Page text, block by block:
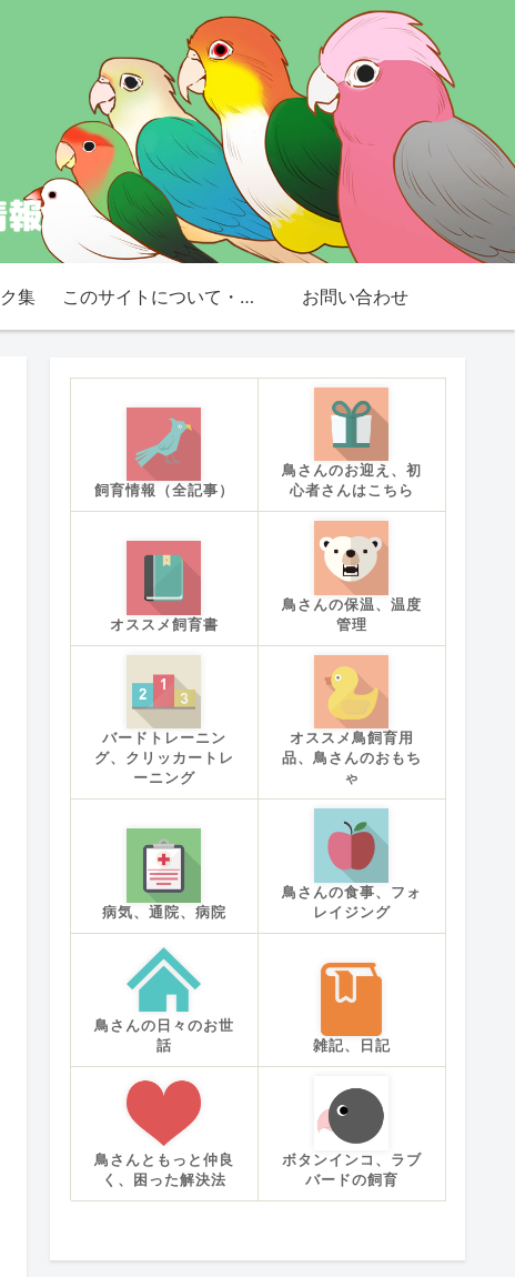
集 このサイトについて・免責事項 お問い合わせ
飼育情報（全記事）
鳥さんのお迎え、初
心者さんはこちら
オススメ飼育書
鳥さんの保温、温度
管理
バードトレーニン
グ、クリッカートレ
ーニング
オススメ鳥飼育用
品、鳥さんのおもち
ゃ
病気、通院、病院
鳥さんの食事、フォ
レイジング
鳥さんの日々のお世
話
雑記、日記
鳥さんともっと仲良
く、困った解決法
ボタンインコ、ラブ
バードの飼育